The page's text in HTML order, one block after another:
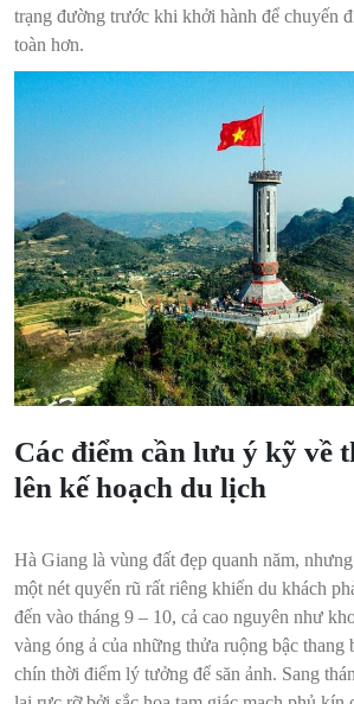
trạng đường trước khi khởi hành để chuyến
toàn hơn.
Các điểm cần lưu ý kỹ về
lên kế hoạch du lịch
Hà Giang là vùng đất đẹp quanh năm,
một nét quyến rũ rất riêng khiến du khách
đến vào tháng 9 – 10, cả cao nguyên như
vàng óng ả của những thửa ruộng bậc thang
chín thời điểm lý tưởng để săn ảnh. Sang